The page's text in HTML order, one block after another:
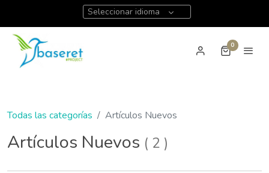
Seleccionar idioma
0
Todas las categorías Artículos Nuevos
Artículos Nuevos ( 2 )